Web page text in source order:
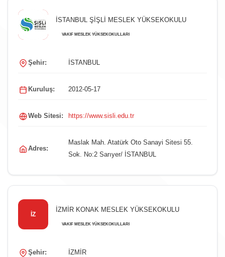
İSTANBUL ŞİŞLİ MESLEK YÜKSEKOKULU
VAKIF MESLEK YÜKSEKOKULLARI
Şehir: İSTANBUL
Kuruluş: 2012-05-17
Web Sitesi: https://www.sisli.edu.tr
Adres:
Maslak Mah. Atatürk Oto Sanayi Sitesi 55.
Sok. No:2 Sarıyer/ İSTANBUL
İZ
İZMİR KONAK MESLEK YÜKSEKOKULU
VAKIF MESLEK YÜKSEKOKULLARI
Şehir: İZMİR